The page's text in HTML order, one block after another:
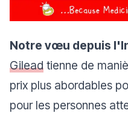
Notre vœu depuis
Gilead tienne de
prix plus abordables
pour les personnes